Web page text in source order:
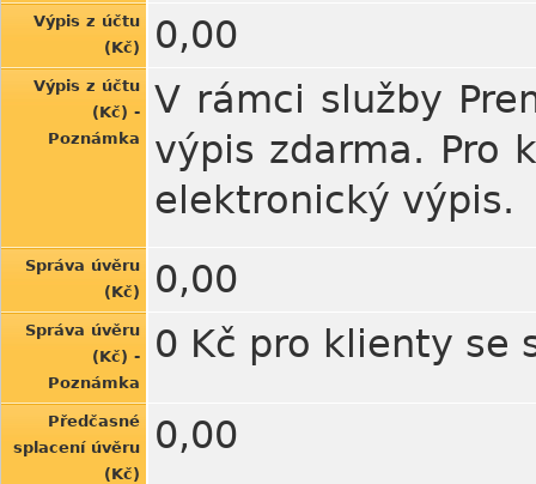
Výpis z účtu
(Kč)
0,00
Výpis z účtu
(Kč) -
Poznámka
V rámci služby
výpis zdarma. Pro
elektronický výpis.
Správa úvěru
(Kč)
0,00
Správa úvěru
(Kč) -
Poznámka
0 Kč pro klienty se
Předčasné
splacení úvěru
(Kč)
0,00